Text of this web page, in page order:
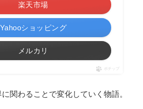
楽天市場
Yahooショッピング
メルカリ
ポチップ
関わることで変化していく物語。